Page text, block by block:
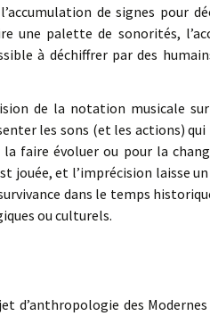
de signes pour
une palette de sonorités,
à déchiffrer par des
de la notation musicale
les sons (et les actions)
la faire évoluer ou pour la
jouée, et l’imprécision laisse
dans le temps
ou culturels.
d’anthropologie des